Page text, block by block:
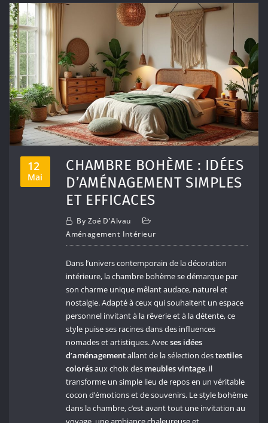
12
Mai
CHAMBRE BOHÈME : IDÉES
D’AMÉNAGEMENT SIMPLES
ET EFFICACES
By Zoé D'Alvau
Aménagement Intérieur
Dans l’univers contemporain de la décoration
intérieure, la chambre bohème se démarque par
son charme unique mêlant audace, naturel et
nostalgie. Adapté à ceux qui souhaitent un espace
personnel invitant à la rêverie et à la détente, ce
style puise ses racines dans des influences
nomades et artistiques. Avecses idées
d’aménagementallant de la sélection destextiles
colorésaux choix des meubles vintage, il
transforme un simple lieu de repos en un véritable
cocon d’émotions et de souvenirs. Le style bohème
dans la chambre, c’est avant tout une invitation au